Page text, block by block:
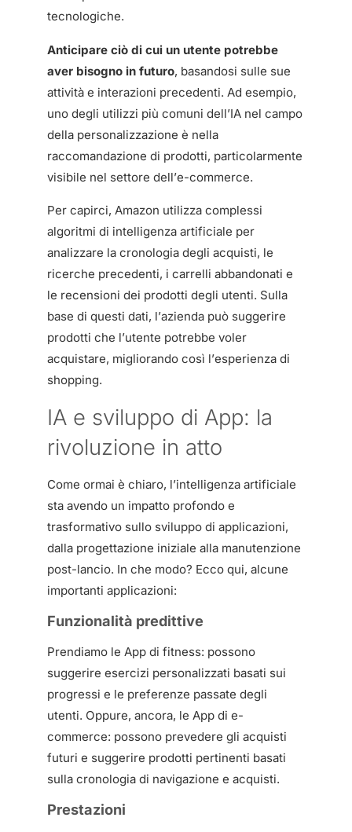
tecnologiche.
Anticipare ciò di cui un utente potrebbe
aver bisogno in futuro, basandosi sulle sue
attività e interazioni precedenti. Ad esempio,
uno degli utilizzi più comuni dell’IA nel campo
della personalizzazione è nella
raccomandazione di prodotti, particolarmente
visibile nel settore dell’e-commerce.
Per capirci, Amazon utilizza complessi
algoritmi di intelligenza artificiale per
analizzare la cronologia degli acquisti, le
ricerche precedenti, i carrelli abbandonati e
le recensioni dei prodotti degli utenti. Sulla
base di questi dati, l’azienda può suggerire
prodotti che l’utente potrebbe voler
acquistare, migliorando così l’esperienza di
shopping.
IA e sviluppo di App: la
rivoluzione in atto
Come ormai è chiaro, l’intelligenza artificiale
sta avendo un impatto profondo e
trasformativo sullo sviluppo di applicazioni,
dalla progettazione iniziale alla manutenzione
post-lancio. In che modo? Ecco qui, alcune
importanti applicazioni:
Funzionalità predittive
Prendiamo le App di fitness: possono
suggerire esercizi personalizzati basati sui
progressi e le preferenze passate degli
utenti. Oppure, ancora, le App di e-
commerce: possono prevedere gli acquisti
futuri e suggerire prodotti pertinenti basati
sulla cronologia di navigazione e acquisti.
Prestazioni